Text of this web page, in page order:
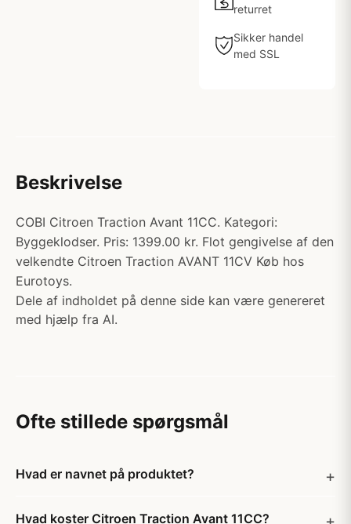
returret
Sikker handel
med SSL
Beskrivelse
COBI Citroen Traction Avant 11CC. Kategori:
Byggeklodser. Pris: 1399.00 kr. Flot gengivelse af den
velkendte Citroen Traction AVANT 11CV Køb hos
Eurotoys.
Dele af indholdet på denne side kan være genereret
med hjælp fra AI.
Ofte stillede spørgsmål
Hvad er navnet på produktet?
Hvad koster Citroen Traction Avant 11CC?